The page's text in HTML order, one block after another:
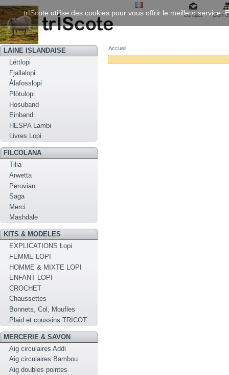
contact plan
LAINE ISLANDAISE
Léttlopi
Fjallalopi
Álafosslopi
Plötulopi
Hosuband
Einband
HESPA Lambi
Livres Lopi
FILCOLANA
Tilia
Arwetta
Peruvian
Saga
Merci
Mashdale
KITS & MODELES
EXPLICATIONS Lopi
FEMME LOPI
HOMME & MIXTE LOPI
ENFANT LOPI
CROCHET
Chaussettes
Bonnets, Col, Moufles
Plaid et coussins TRICOT
MERCERIE & SAVON
Aig circulaires Addi
Aig circulaires Bambou
Aig doubles pointes
Accueil
trIScote utilise des cookies pour vous offrir le meilleur